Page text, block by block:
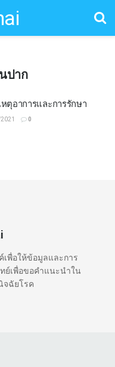
ปาก
หตุอาการและการรักษา
0
เพื่อให้ข้อมูลและการ
ย์เพื่อขอคำแนะนำใน
จฉัยโรค